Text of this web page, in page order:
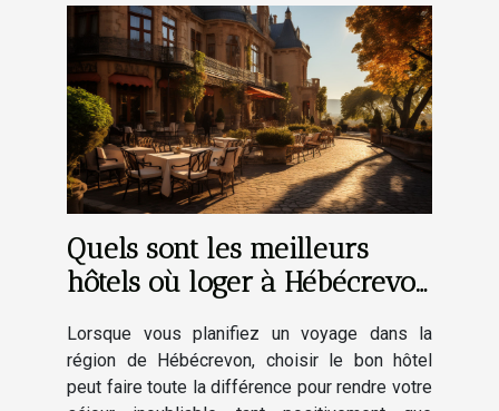
Quels sont les meilleurs
hôtels où loger à Hébécrevon
Lorsque vous planifiez un voyage dans la
région de Hébécrevon, choisir le bon hôtel
peut faire toute la différence pour rendre votre